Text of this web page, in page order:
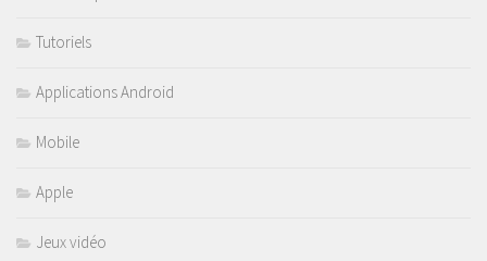
Tutoriels
Applications Android
Mobile
Apple
Jeux vidéo